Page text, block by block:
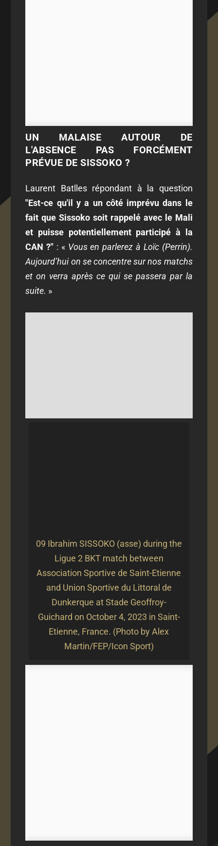
UN MALAISE AUTOUR DE
L'ABSENCE PAS FORCÉMENT
PRÉVUE DE SISSOKO ?
Laurent Batlles répondant à la question
"Est-ce qu'il y a un côté imprévu dans le
fait que Sissoko soit rappelé avec le Mali
et puisse potentiellement participé à la
CAN ?" : «Vous en parlerez à Loïc (Perrin).
Aujourd’hui on se concentre sur nos matchs
et on verra après ce qui se passera par la
suite. »
09 Ibrahim SISSOKO (asse) during the
Ligue 2 BKT match between
Association Sportive de Saint-Etienne
and Union Sportive du Littoral de
Dunkerque at Stade Geoffroy-
Guichard on October 4, 2023 in Saint-
Etienne, France. (Photo by Alex
Martin/FEP/Icon Sport)